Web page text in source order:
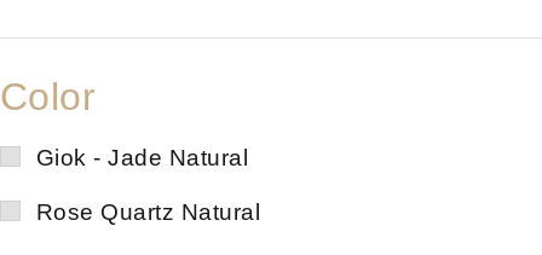
Color
Giok - Jade Natural
Rose Quartz Natural